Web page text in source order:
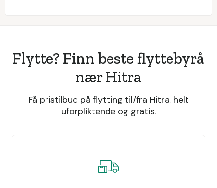
Flytte? Finn beste flyttebyrå
nær Hitra
Få pristilbud på flytting til/fra Hitra, helt
uforpliktende og gratis.